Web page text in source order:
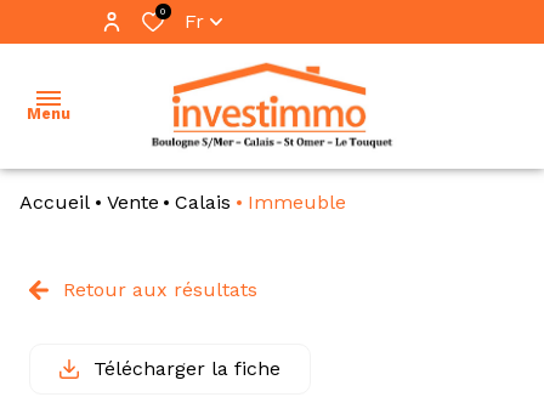
0 Fr
Menu
ventes
vente
pro
Accueil Vente Calais Immeuble
Retour aux résultats
Télécharger la fiche